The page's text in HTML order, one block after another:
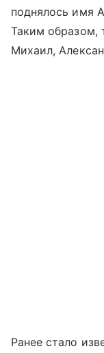
поднялось имя
Таким образом,
Михаил,
Ранее стало